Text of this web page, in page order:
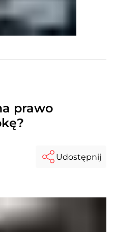
prawo
Udostępnij